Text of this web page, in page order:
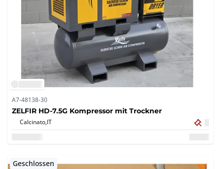
A7-48138-30
ZELFIR HD-7.5G Kompressor mit Trockner
Calcinato,IT
Geschlossen